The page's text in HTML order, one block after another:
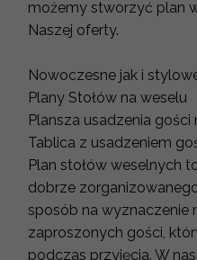
możemy stworzyć plan
Naszej oferty.
Nowoczesne jak i
Plany Stołów na weselu
Plansza usadzenia gości
Tablica z usadzeniem
Plan stołów weselnych
dobrze
sposób na wyznaczenie
zaproszonych gości,
podczas przyjęcia. W